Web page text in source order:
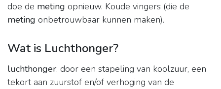
doe de meting opnieuw. Koude vingers (die de
meting onbetrouwbaar kunnen maken).
Wat is Luchthonger?
luchthonger: door een stapeling van koolzuur, een
tekort aan zuurstof en/of verhoging van de